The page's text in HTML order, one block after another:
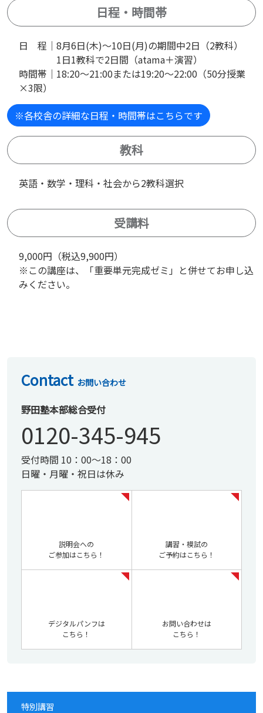
日程・時間帯
日 程｜8月6日(木)～10日(月)の期間中2日（2教科）
1日1教科で2日間（atama＋演習）
時間帯｜18:20～21:00または19:20～22:00（50分授業
×3限）
※各校舎の詳細な日程・時間帯はこちらです
教科
英語・数学・理科・社会から2教科選択
受講料
9,000円（税込9,900円）
※この講座は、「重要単元完成ゼミ」と併せてお申し込
みください。
Contact お問い合わせ
野田塾本部総合受付
0120-345-945
受付時間 10：00～18：00
日曜・月曜・祝日は休み
説明会への
ご参加はこちら！
講習・模試の
ご予約はこちら！
デジタルパンフは
こちら！
お問い合わせは
こちら！
特別講習